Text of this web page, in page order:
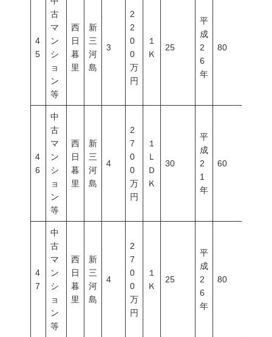
4
5
古
マ
ン
シ
ョ
ン
等
西
日
暮
里
新
三
河
島
3
2
2
0
0
万
円
１
Ｋ
25
平
成
2
6
年
80
4
6
中
古
マ
ン
シ
ョ
ン
等
西
日
暮
里
新
三
河
島
4
2
7
0
0
万
円
１
Ｌ
Ｄ
Ｋ
30
平
成
2
1
年
60
4
7
中
古
マ
ン
シ
ョ
ン
等
西
日
暮
里
新
三
河
島
4
2
7
0
0
万
円
１
Ｋ
25
平
成
2
6
年
80